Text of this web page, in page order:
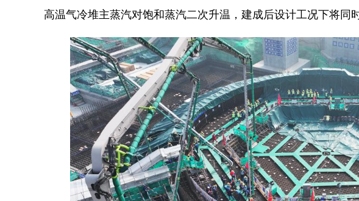
高温气冷堆主蒸汽对饱和蒸汽二次升温，建成后设计工况下将同